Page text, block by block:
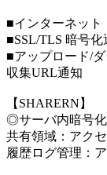
■インターネット
■SSL/TLS 暗号化
■アップロード/
収集URL通知
【SHARERN】
◎サーバ内暗号
共有領域：アク
履歴ログ管理：